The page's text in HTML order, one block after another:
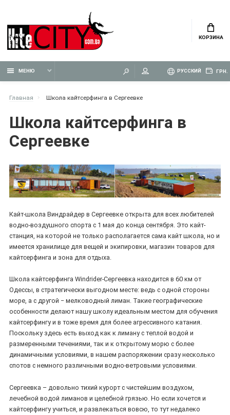
КОРЗИНА
МЕНЮ РУССКИЙ ГРН.
Главная Школа кайтсерфинга в Сергеевке
Школа кайтсерфинга в
Сергеевке
Кайт-школа Виндрайдер в Сергеевке открыта для всех любителей
водно-воздушного спорта с 1 мая до конца сентября. Это кайт-
станция, на которой не только располагается сама кайт школа, но и
имеется хранилище для вещей и экипировки, магазин товаров для
кайтсерфинга и зона для отдыха.
Школа кайтсерфинга Windrider-Сергеевка находится в 60 км от
Одессы, в стратегически выгодном месте: ведь с одной стороны
море, а с другой − мелководный лиман. Такие географические
особенности делают нашу школу идеальным местом для обучения
кайтсерфингу и в тоже время для более агрессивного катания.
Поскольку здесь есть выход как к лиману с теплой водой и
размеренными течениями, так и к открытому морю с более
динамичными условиями, в нашем распоряжении сразу несколько
спотов с немного различными водно-ветровыми условиями.
Сергеевка – довольно тихий курорт с чистейшим воздухом,
лечебной водой лиманов и целебной грязью. Но если хочется и
кайтсерфингу учиться, и развлекаться вовсю, то тут недалеко